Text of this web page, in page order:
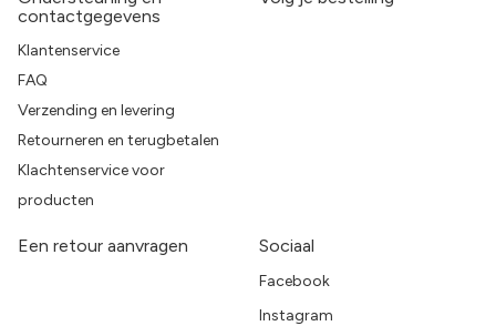
contactgegevens
Klantenservice
FAQ
Verzending en levering
Retourneren en terugbetalen
Klachtenservice voor
producten
Een retour aanvragen Sociaal
Facebook
Instagram